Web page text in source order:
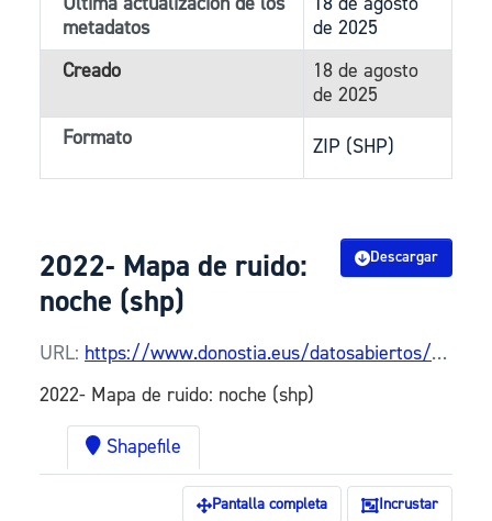
Descargar
2022- Mapa de ruido:
noche (shp)
URL: https://www.donostia.eus/datosabiertos/recursos/ruido-noche/bisorea%3F&layers=INGURUMENA_4176_14
2022- Mapa de ruido: noche (shp)
Shapefile
Pantalla completa Incrustar
metadatos
de 2025
Creado
18 de agosto
de 2025
Formato
ZIP (SHP)